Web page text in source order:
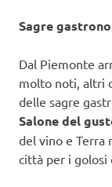
Sagre
Dal Piemonte
molto noti, altri
delle sagre
Salone del
del vino e Terra
città per i golosi